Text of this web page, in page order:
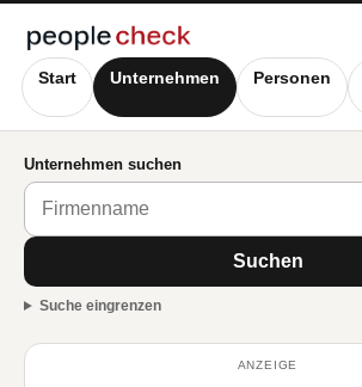
Start Unternehmen Personen
Unternehmen suchen
Suchen
Suche eingrenzen
ANZEIGE